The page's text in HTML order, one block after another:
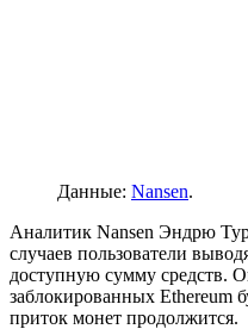
Данные: Nansen.
Аналитик Nansen Эндрю
случаев пользователи
доступную сумму средств.
заблокированных Ethereum
приток монет продолжится.